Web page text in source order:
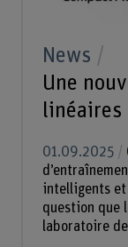
News
Une
linéaires
01.09.2025
intelligents et
question que
laboratoire